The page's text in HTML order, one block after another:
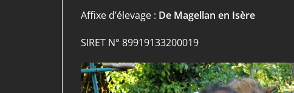
Affixe d’élevage : De Magellan en Isère
SIRET N° 89919133200019